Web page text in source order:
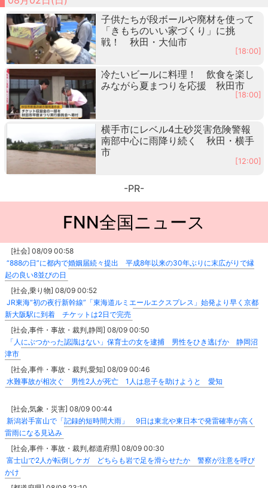
子供たちが段ボールや廃材を使って
「きもちのいい家づくり」に挑
戦！ 秋田・大仙市
[18:00]
冷たいビールに料理！ 飲食を楽し
みながら夏まつりを応援 秋田市
[18:00]
横手市にレベル4土砂災害危険警報
南部中心に雨降り続く 秋田・横手
市
[12:00]
-PR-
FNN全国ニュース
[社会] 08/09 00:58
“888の日”に都内で婚姻届続々提出 平成8年以来の30年ぶりに末広がりで縁
起の良い8並びの日
[社会,乗り物] 08/09 00:52
JR東海“初の夜行新幹線”「東海道ルミエールエクスプレス」始発より早く京都
新大阪駅に到着 チケットは2日で完売
[社会,事件・事故・裁判,静岡] 08/09 00:50
「人にぶつかった認識はない」保育士の女を逮捕 男性をひき逃げか 静岡沼
津市
[社会,事件・事故・裁判,愛知] 08/09 00:46
水難事故が相次ぐ 男性2人が死亡 1人は息子を助けようと 愛知
[社会,気象・災害] 08/09 00:44
新潟岩手富山で「記録的短時間大雨」 9日は東北や東日本で発雷確率が高く
雷雨になる見込み
[社会,事件・事故・裁判,都道府県] 08/09 00:30
富士山で2人が転倒しケガ どちらも岩で足を滑らせたか 警察が注意を呼び
かけ